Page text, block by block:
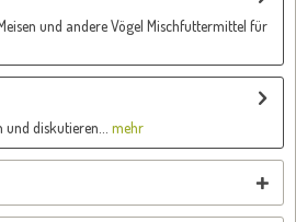
und andere Vögel Mischfuttermittel für
diskutieren...
mehr